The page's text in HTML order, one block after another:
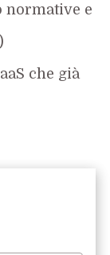
normative e
che già